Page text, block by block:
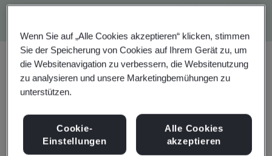
Kitemark advanced search
Teilen:
ISO 9001:2015
Wenn Sie auf „Alle Cookies akzeptieren“ klicken, stimmen
Sie der Speicherung von Cookies auf Ihrem Gerät zu, um
die Websitenavigation zu verbessern, die Websitenutzung
zu analysieren und unsere Marketingbemühungen zu
unterstützen.
Cookie-
Einstellungen
Alle Cookies
akzeptieren